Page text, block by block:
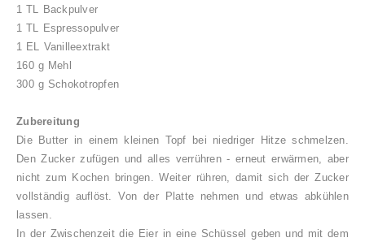
1 TL Backpulver
1 TL Espressopulver
1 EL Vanilleextrakt
160 g Mehl
300 g Schokotropfen
Zubereitung
Die Butter in einem kleinen Topf bei niedriger Hitze schmelzen.
Den Zucker zufügen und alles verrühren - erneut erwärmen, aber
nicht zum Kochen bringen. Weiter rühren, damit sich der Zucker
vollständig auflöst. Von der Platte nehmen und etwas abkühlen
lassen.
In der Zwischenzeit die Eier in eine Schüssel geben und mit dem